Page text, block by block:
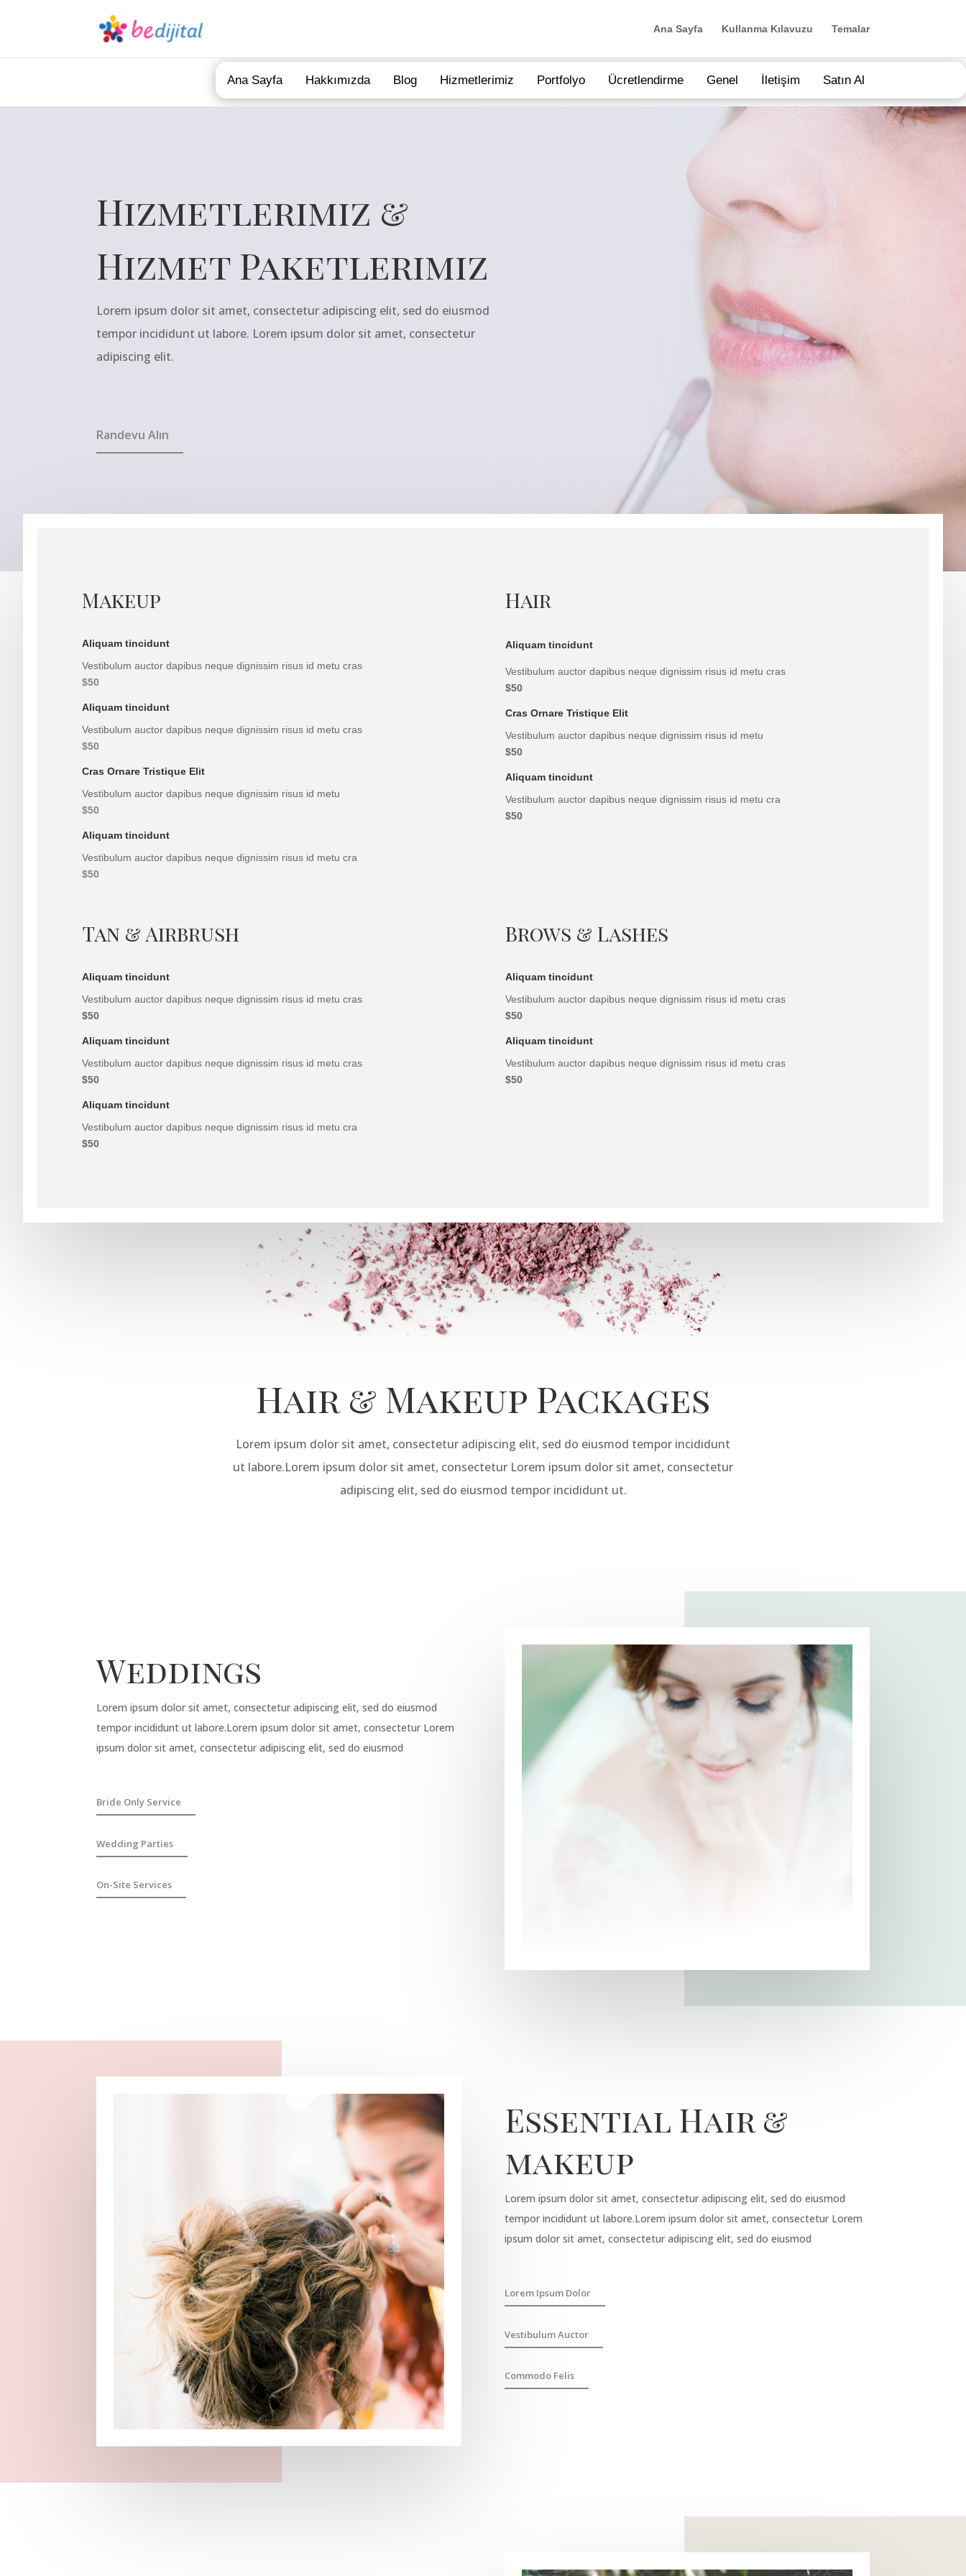
Ana Sayfa Kullanma Kılavuzu Temalar
Ana Sayfa Hakkımızda Blog Hizmetlerimiz Portfolyo Ücretlendirme Genel İletişim Satın Al
Hizmetlerimiz &
Hizmet Paketlerimiz
Lorem ipsum dolor sit amet, consectetur adipiscing elit, sed do eiusmod
tempor incididunt ut labore. Lorem ipsum dolor sit amet, consectetur
adipiscing elit.
Randevu Alın
Makeup
Aliquam tincidunt
Vestibulum auctor dapibus neque dignissim risus id metu cras
$50
Aliquam tincidunt
Vestibulum auctor dapibus neque dignissim risus id metu cras
$50
Cras Ornare Tristique Elit
Vestibulum auctor dapibus neque dignissim risus id metu
$50
Aliquam tincidunt
Vestibulum auctor dapibus neque dignissim risus id metu cra
$50
Hair
Aliquam tincidunt
Vestibulum auctor dapibus neque dignissim risus id metu cras
$50
Cras Ornare Tristique Elit
Vestibulum auctor dapibus neque dignissim risus id metu
$50
Aliquam tincidunt
Vestibulum auctor dapibus neque dignissim risus id metu cra
$50
Tan & Airbrush
Aliquam tincidunt
Vestibulum auctor dapibus neque dignissim risus id metu cras
$50
Aliquam tincidunt
Vestibulum auctor dapibus neque dignissim risus id metu cras
$50
Aliquam tincidunt
Vestibulum auctor dapibus neque dignissim risus id metu cra
$50
Brows & Lashes
Aliquam tincidunt
Vestibulum auctor dapibus neque dignissim risus id metu cras
$50
Aliquam tincidunt
Vestibulum auctor dapibus neque dignissim risus id metu cras
$50
Hair & Makeup Packages
Lorem ipsum dolor sit amet, consectetur adipiscing elit, sed do eiusmod tempor incididunt
ut labore.Lorem ipsum dolor sit amet, consectetur Lorem ipsum dolor sit amet, consectetur
adipiscing elit, sed do eiusmod tempor incididunt ut.
Weddings
Lorem ipsum dolor sit amet, consectetur adipiscing elit, sed do eiusmod
tempor incididunt ut labore.Lorem ipsum dolor sit amet, consectetur Lorem
ipsum dolor sit amet, consectetur adipiscing elit, sed do eiusmod
Bride Only Service
Wedding Parties
On-Site Services
Essential Hair &
makeup
Lorem ipsum dolor sit amet, consectetur adipiscing elit, sed do eiusmod
tempor incididunt ut labore.Lorem ipsum dolor sit amet, consectetur Lorem
ipsum dolor sit amet, consectetur adipiscing elit, sed do eiusmod
Lorem Ipsum Dolor
Vestibulum Auctor
Commodo Felis